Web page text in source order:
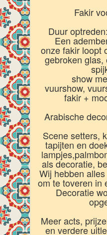
Fakir
Duur
Een
onze fakir loopt
gebroken glas,
show
vuurshow,
fakir +
Arabische
Scene setters,
tapijten en
als decoratie,
Wij hebben
om te toveren in
Decoratie
Meer acts,
en verdere